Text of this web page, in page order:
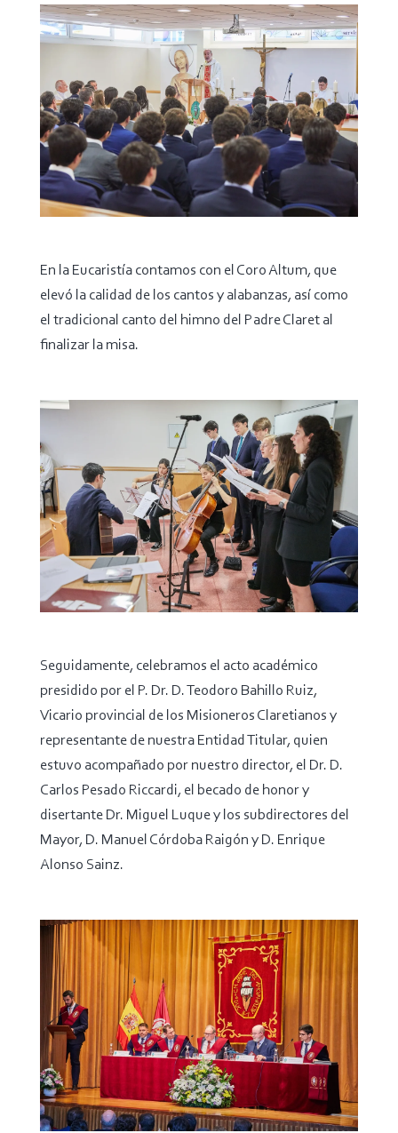
En la Eucaristía contamos con el Coro Altum, que
elevó la calidad de los cantos y alabanzas, así como
el tradicional canto del himno del Padre Claret al
finalizar la misa.
Seguidamente, celebramos el acto académico
presidido por el P. Dr. D. Teodoro Bahillo Ruiz,
Vicario provincial de los Misioneros Claretianos y
representante de nuestra Entidad Titular, quien
estuvo acompañado por nuestro director, el Dr. D.
Carlos Pesado Riccardi, el becado de honor y
disertante Dr. Miguel Luque y los subdirectores del
Mayor, D. Manuel Córdoba Raigón y D. Enrique
Alonso Sainz.